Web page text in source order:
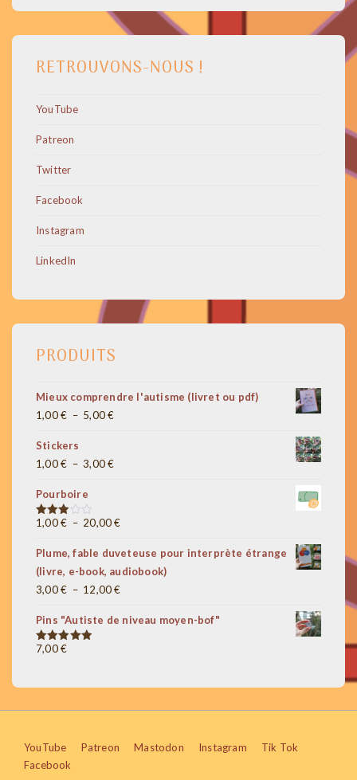
RETROUVONS-NOUS !
YouTube
Patreon
Twitter
Facebook
Instagram
LinkedIn
PRODUITS
Mieux comprendre l'autisme (livret ou pdf)
1,00€ – 5,00€Plage
1,00 €
Stickers
1,00€ – 3,00€Plage
1,00 €
3,00 €
Pourboire
Note
1,00€ – 20,00€Plage
prix :
1,00 €
à
20,00 €
Plume, fable duveteuse pour interprète étrange
(livre, e-book, audiobook)
3,00€ – 12,00€Plage
prix :
Pins "Autiste de niveau moyen-bof"
Note5.00
7,00€
Menu
YouTube Patreon Mastodon Instagram
Tik Tok
Facebook